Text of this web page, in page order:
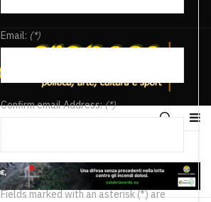
Email: (*)
Confirm email Address:(*)
Fields marked with an asterisk (*) are